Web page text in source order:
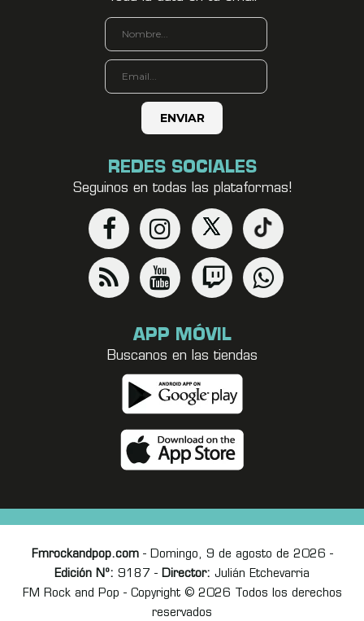
REDES SOCIALES
Seguinos en todas las plataformas!
APP MÓVIL
Buscanos en las tiendas
Fmrockandpop.com- Domingo, 9 de agosto de 2026 -
Edición Nº: 9187 - Director: Julián Etchevarria
FM Rock and Pop - Copyright © 2026 Todos los derechos
reservados